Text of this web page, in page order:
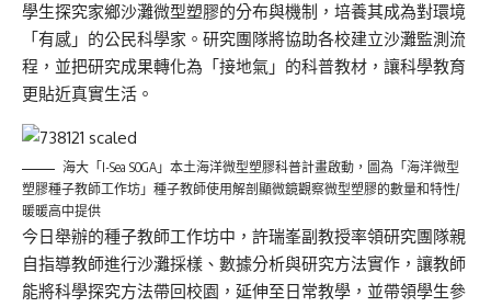
學生探究家鄉沙灘微型塑膠的分布與機制，培養其成為對環境
「有感」的公民科學家。研究團隊將協助各校建立沙灘監測流
程，並把研究成果轉化為「接地氣」的科普教材，讓科學教育
更貼近真實生活。
海大「I-Sea SOGA」本土海洋微型塑膠科普計畫啟動，圖為「海洋微型
塑膠種子教師工作坊」種子教師使用解剖顯微鏡觀察微型塑膠的數量和特性/
暖暖高中提供
今日舉辦的種子教師工作坊中，許瑞峯副教授率領研究團隊親
自指導教師進行沙灘採樣、數據分析與研究方法實作，讓教師
能將科學探究方法帶回校園，延伸至日常教學，並帶領學生參